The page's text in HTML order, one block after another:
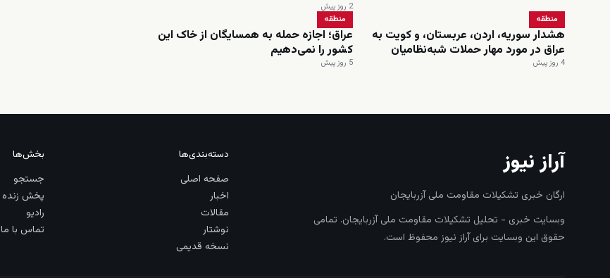
2 روز پیش
منطقه
هشدار سوریه، اردن، عربستان، و کویت به
عراق در مورد مهار حملات شبه‌نظامیان
4 روز پیش
منطقه
عراق؛ اجازه حمله به همسایگان از خاک این
کشور را نمی‌دهیم
5 روز پیش
آراز نیوز
ارگان خبری تشکیلات مقاومت ملی آزربایجان
وبسایت خبری - تحلیل تشکیلات مقاومت ملی آزربایجان. تمامی
حقوق این وبسایت برای آراز نیوز محفوظ است.
دسته‌بندی‌ها
صفحه اصلی
اخبار
مقالات
نوشتار
نسخه قدیمی
بخش‌ها
جستجو
پخش زنده
رادیو
تماس با ما